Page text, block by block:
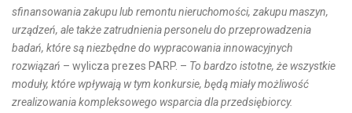
sfinansowania zakupu lub remontu nieruchomości, zakupu maszyn,
urządzeń, ale także zatrudnienia personelu do przeprowadzenia
badań, które są niezbędne do wypracowania innowacyjnych
rozwiązań – wylicza prezes PARP. – To bardzo istotne, że wszystkie
moduły, które wpływają w tym konkursie, będą miały możliwość
zrealizowania kompleksowego wsparcia dla przedsiębiorcy.